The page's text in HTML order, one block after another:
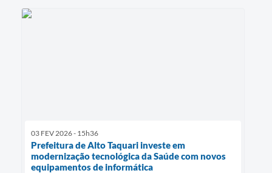
03 FEV 2026 - 15h36
Prefeitura de Alto Taquari investe em
modernização tecnológica da Saúde com novos
equipamentos de informática